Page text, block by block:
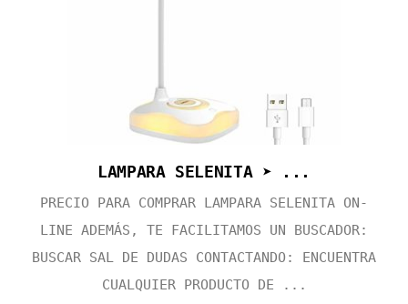
LAMPARA SELENITA ➤ ...
PRECIO PARA COMPRAR LAMPARA SELENITA ON-
LINE ADEMÁS, TE FACILITAMOS UN BUSCADOR:
BUSCAR SAL DE DUDAS CONTACTANDO: ENCUENTRA
CUALQUIER PRODUCTO DE ...